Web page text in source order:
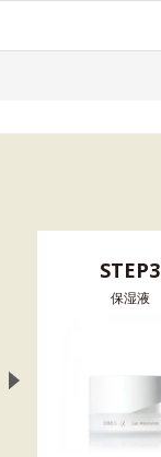
STEP3
保湿液